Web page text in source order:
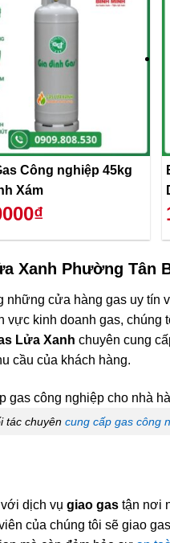
Công nghiệp 45kg
Xám
Xanh Phường Tân
những cửa hàng gas uy
vực kinh doanh gas,
Lửa Xanh chuyên cung
cầu của khách hàng.
tác chuyêncung cấp gas công
với dịch vụgiao gas tận nơi
của chúng tôi sẽ giao